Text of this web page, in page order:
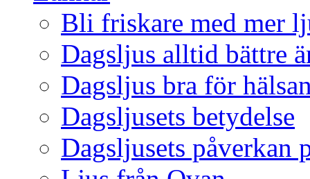
Bli friskare med mer
Dagsljus alltid bättre
Dagsljus bra för
Dagsljusets betydelse
Dagsljusets påverkan